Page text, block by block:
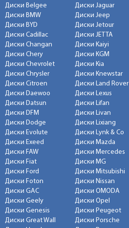
Диски Belgee
Диски BMW
Диски BYD
Диски Cadillac
Диски Changan
Диски Chery
Диски Chevrolet
Диски Chrysler
Диски Citroen
Диски Daewoo
Диски Datsun
Диски DFM
Диски Dodge
Диски Evolute
Диски Exeed
Диски FAW
Диски Fiat
Диски Ford
Диски Foton
Диски GAC
Диски Geely
Диски Genesis
Диски Great Wall
Диски Jaguar
Диски Jeep
Диски Jetour
Диски JETTA
Диски Kaiyi
Диски KGM
Диски Kia
Диски Knewstar
Диски Land Rover
Диски Lexus
Диски Lifan
Диски Livan
Диски Lixiang
Диски Lynk & Co
Диски Mazda
Диски Mercedes
Диски MG
Диски Mitsubishi
Диски Nissan
Диски OMODA
Диски Opel
Диски Peugeot
Диски Porsche